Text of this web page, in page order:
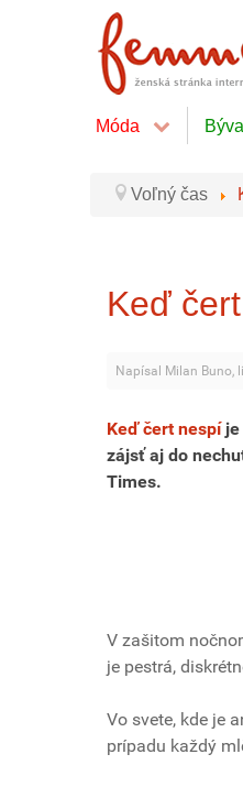
Móda
Voľný čas
Keď
Napísal Milan Buno,
Keď čert nespí
zájsť aj do
Times.
V zašitom
je pestrá,
Vo svete, kde je
prípadu každý